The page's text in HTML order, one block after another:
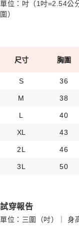
單位：吋（1吋=2.54公
圍）
尺寸 胸圍
S 36
M 38
L 40
XL 43
2L 46
3L 50
試穿報告
單位：三圍（吋）｜ 身